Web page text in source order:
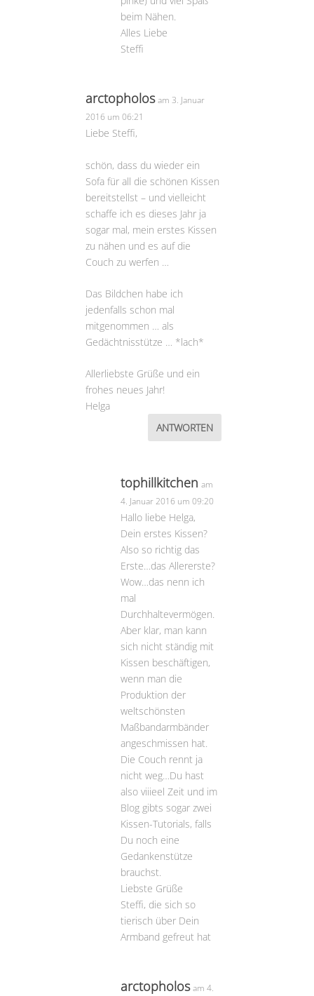
beim Nähen.
Alles Liebe
Steffi
arctopholos am 3. Januar
2016 um 06:21
Liebe Steffi,
schön, dass du wieder ein
Sofa für all die schönen Kissen
bereitstellst – und vielleicht
schaffe ich es dieses Jahr ja
sogar mal, mein erstes Kissen
zu nähen und es auf die
Couch zu werfen …
Das Bildchen habe ich
jedenfalls schon mal
mitgenommen … als
Gedächtnisstütze … *lach*
Allerliebste Grüße und ein
frohes neues Jahr!
Helga
ANTWORTEN
tophillkitchen am
4. Januar 2016 um 09:20
Hallo liebe Helga,
Dein erstes Kissen?
Also so richtig das
Erste…das Allererste?
Wow…das nenn ich
mal
Durchhaltevermögen.
Aber klar, man kann
sich nicht ständig mit
Kissen beschäftigen,
wenn man die
Produktion der
weltschönsten
Maßbandarmbänder
angeschmissen hat.
Die Couch rennt ja
nicht weg…Du hast
also viiieel Zeit und im
Blog gibts sogar zwei
Kissen-Tutorials, falls
Du noch eine
Gedankenstütze
brauchst.
Liebste Grüße
Steffi, die sich so
tierisch über Dein
Armband gefreut hat
arctopholos am 4.